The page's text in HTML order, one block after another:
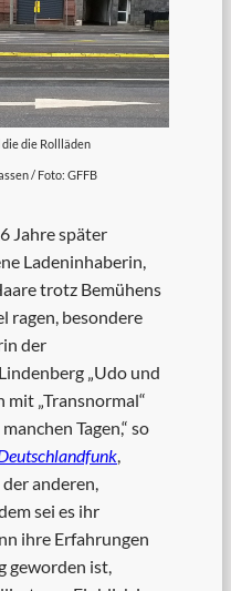
die die Rollläden
/ Foto: GFFB
Jahre später
Ladeninhaberin,
trotz Bemühens
ragen, besondere
der
„Udo und
mit „Transnormal“
Tagen,“ so
,
anderen,
sei es ihr
ihre Erfahrungen
geworden ist,